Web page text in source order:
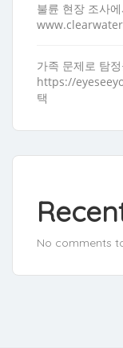
불륜 현장 조사
가족 문제로 탐
https://
택
No comments